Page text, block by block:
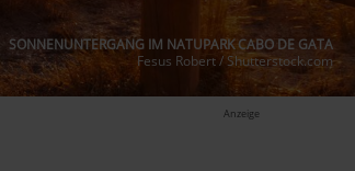
SONNENUNTERGANG IM NATUPARK CABO DE GATA
Fesus Robert / Shutterstock.com
Anzeige